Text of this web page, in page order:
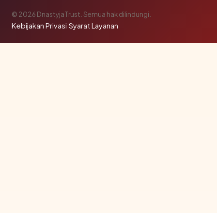
© 2026 DnastyjaTrust. Semua hak dilindungi.
Kebijakan Privasi·Syarat Layanan